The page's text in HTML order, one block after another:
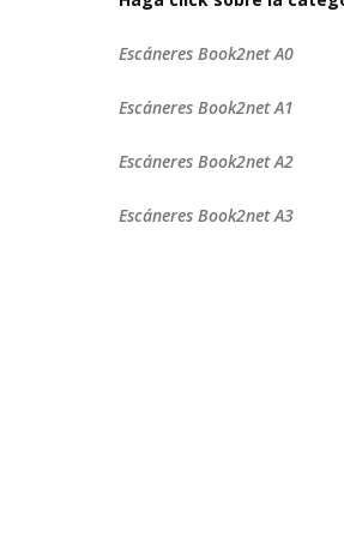
Escáneres Book2net A0
Escáneres Book2net A1
Escáneres Book2net A2
Escáneres Book2net A3